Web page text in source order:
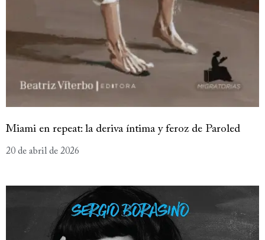
Miami en repeat: la deriva íntima y feroz de Paroled
20 de abril de 2026